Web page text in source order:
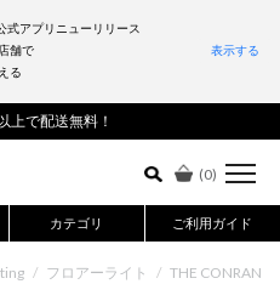
上で配送無料！
(0)
カテゴリ ご利用ガイド
詳細検索はこちら
/ フロアーライト / THE CONRAN
式アプリニューリリース
舗で
る
表示する